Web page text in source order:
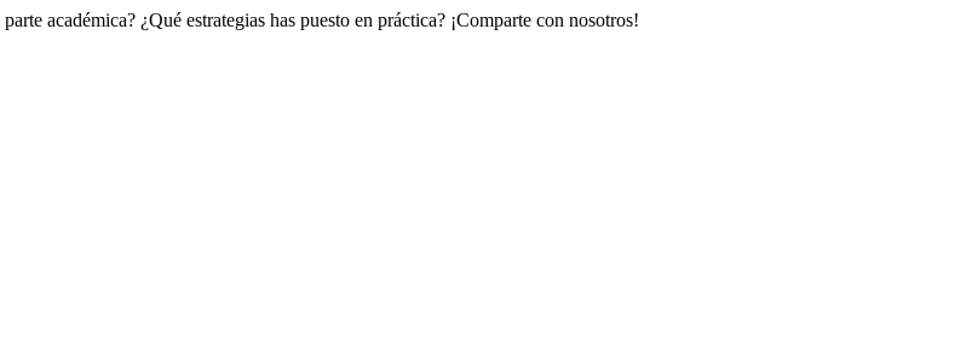
académica? ¿Qué estrategias has puesto en práctica? ¡Comparte con nosotros!